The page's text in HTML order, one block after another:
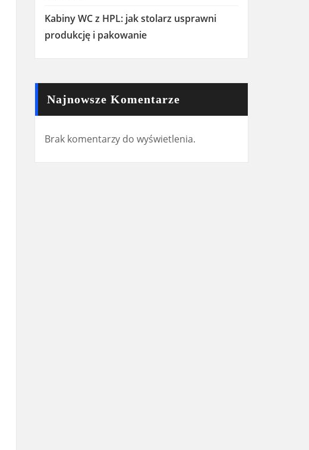
Kabiny WC z HPL: jak stolarz usprawni
produkcję i pakowanie
Najnowsze Komentarze
Brak komentarzy do wyświetlenia.